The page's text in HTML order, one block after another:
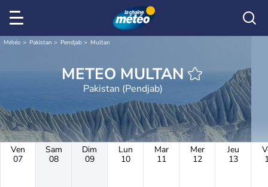
Météo Pakistan Pendjab Multan
METEO MULTAN
Pakistan (Pendjab)
Ven
07
Sam
08
Dim
09
Lun
10
Mar
11
Mer
12
Jeu
13